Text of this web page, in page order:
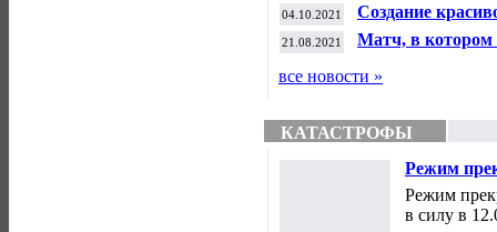
04.10.2021
Создание
фармакологии —
Спорт.
21.08.2021
Матч, в котором
Спорт.
все новости »
КАТАСТРОФЫ
Режим
вступил в
Режим
в силу в